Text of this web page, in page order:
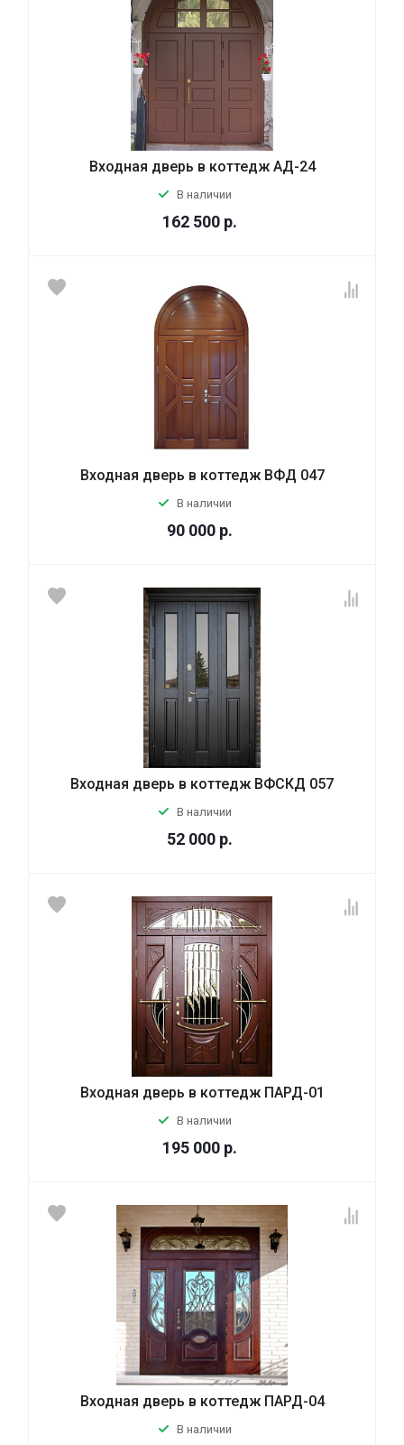
Входная дверь в коттедж АД-24
В наличии
162 500 р.
Входная дверь в коттедж ВФД 047
В наличии
90 000 р.
Входная дверь в коттедж ВФСКД 057
В наличии
52 000 р.
Входная дверь в коттедж ПАРД-01
В наличии
195 000 р.
Входная дверь в коттедж ПАРД-04
В наличии